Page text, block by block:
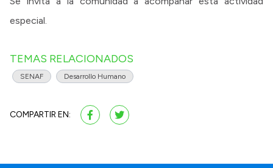
especial.
TEMAS RELACIONADOS
SENAF Desarrollo Humano
COMPARTIR EN: